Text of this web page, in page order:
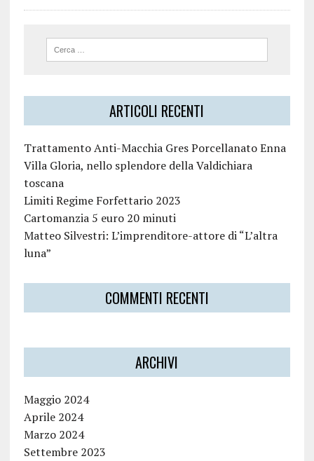
ARTICOLI RECENTI
Trattamento Anti-Macchia Gres Porcellanato Enna
Villa Gloria, nello splendore della Valdichiara
toscana
Limiti Regime Forfettario 2023
Cartomanzia 5 euro 20 minuti
Matteo Silvestri: L’imprenditore-attore di “L’altra
luna”
COMMENTI RECENTI
ARCHIVI
Maggio 2024
Aprile 2024
Marzo 2024
Settembre 2023